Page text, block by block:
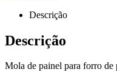
Descrição
Descrição
Mola de painel para forro de